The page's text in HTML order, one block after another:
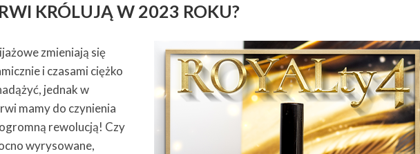
KRÓLUJĄ W 2023 ROKU?
zmieniają się
i czasami ciężko
jednak w
mamy do czynienia
rewolucją! Czy
wyrysowane,